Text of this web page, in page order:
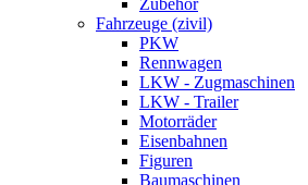
Zubehör
Fahrzeuge (zivil)
PKW
Rennwagen
LKW - Zugmaschinen
LKW - Trailer
Motorräder
Eisenbahnen
Figuren
Baumaschinen